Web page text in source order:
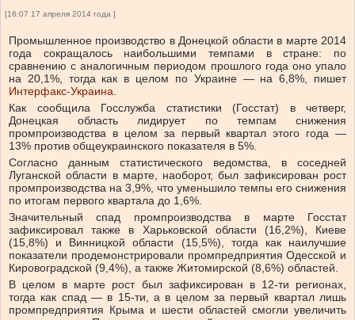
[16:07 17 апреля 2014 года ]
Промышленное производство в Донецкой области в марте 2014
года сокращалось наибольшими темпами в стране: по
сравнению с аналогичным периодом прошлого года оно упало
на 20,1%, тогда как в целом по Украине — на 6,8%, пишет
Интерфакс-Украина.
Как сообщила Госслужба статистики (Госстат) в четверг,
Донецкая область лидирует по темпам снижения
промпроизводства в целом за первый квартал этого года —
13% против общеукраинского показателя в 5%.
Согласно данным статистического ведомства, в соседней
Луганской области в марте, наоборот, был зафиксирован рост
промпроизводства на 3,9%, что уменьшило темпы его снижения
по итогам первого квартала до 1,6%.
Значительный спад промпроизводства в марте Госстат
зафиксировал также в Харьковской области (16,2%), Киеве
(15,8%) и Винницкой области (15,5%), тогда как наилучшие
показатели продемонстрировали промпредприятия Одесской и
Кировоградской (9,4%), а также Житомирской (8,6%) областей.
В целом в марте рост был зафиксирован в 12-ти регионах,
тогда как спад — в 15-ти, а в целом за первый квартал лишь
промпредприятия Крыма и шести областей смогли увеличить